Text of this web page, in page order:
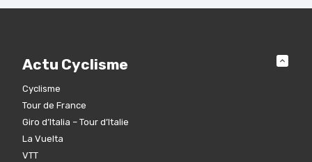
Actu Cyclisme
Cyclisme
Tour de France
Giro d’Italia – Tour d’Italie
La Vuelta
VTT